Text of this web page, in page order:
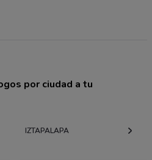
por ciudad a tu
IZTAPALAPA